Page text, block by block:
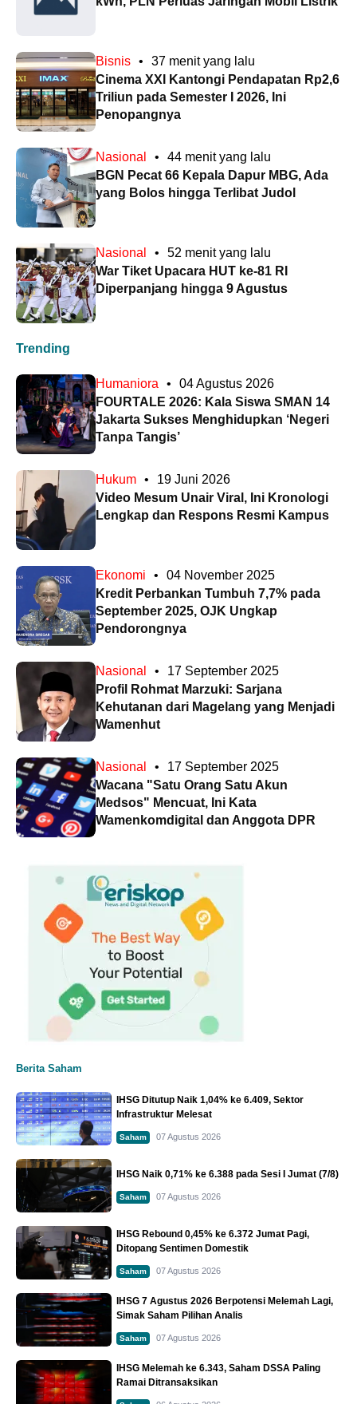
Bisnis •
37 menit yang lalu
Cinema XXI Kantongi Pendapatan Rp2,6
Triliun pada Semester I 2026, Ini
Penopangnya
Nasional •
44 menit yang lalu
BGN Pecat 66 Kepala Dapur MBG, Ada
yang Bolos hingga Terlibat Judol
Nasional •
52 menit yang lalu
War Tiket Upacara HUT ke-81 RI
Diperpanjang hingga 9 Agustus
Trending
Humaniora •
04 Agustus 2026
FOURTALE 2026: Kala Siswa SMAN 14
Jakarta Sukses Menghidupkan ‘Negeri
Tanpa Tangis’
Hukum •
19 Juni 2026
Video Mesum Unair Viral, Ini Kronologi
Lengkap dan Respons Resmi Kampus
Ekonomi •
04 November 2025
Kredit Perbankan Tumbuh 7,7% pada
September 2025, OJK Ungkap
Pendorongnya
Nasional •
17 September 2025
Profil Rohmat Marzuki: Sarjana
Kehutanan dari Magelang yang Menjadi
Wamenhut
Nasional •
17 September 2025
Wacana "Satu Orang Satu Akun
Medsos" Mencuat, Ini Kata
Wamenkomdigital dan Anggota DPR
Berita Saham
IHSG Ditutup Naik 1,04% ke 6.409, Sektor
Infrastruktur Melesat
Saham 07 Agustus 2026
IHSG Naik 0,71% ke 6.388 pada Sesi I Jumat (7/8)
Saham 07 Agustus 2026
IHSG Rebound 0,45% ke 6.372 Jumat Pagi,
Ditopang Sentimen Domestik
Saham 07 Agustus 2026
IHSG 7 Agustus 2026 Berpotensi Melemah Lagi,
Simak Saham Pilihan Analis
Saham 07 Agustus 2026
IHSG Melemah ke 6.343, Saham DSSA Paling
Ramai Ditransaksikan